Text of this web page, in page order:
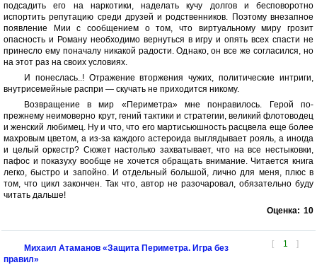
подсадить его на наркотики, наделать кучу долгов и бесповоротно
испортить репутацию среди друзей и родственников. Поэтому внезапное
появление Мии с сообщением о том, что виртуальному миру грозит
опасность и Роману необходимо вернуться в игру и опять всех спасти не
принесло ему поначалу никакой радости. Однако, он все же согласился, но
на этот раз на своих условиях.
И понеслась..! Отражение вторжения чужих, политические интриги,
внутрисемейные распри — скучать не приходится никому.
Возвращение в мир «Периметра» мне понравилось. Герой по-
прежнему неимоверно крут, гений тактики и стратегии, великий флотоводец
и женский любимец. Ну и что, что его мартисьюшность расцвела еще более
махровым цветом, а из-за каждого астероида выглядывает рояль, а иногда
и целый оркестр? Сюжет настолько захватывает, что на все нестыковки,
пафос и показуху вообще не хочется обращать внимание. Читается книга
легко, быстро и запойно. И отдельный большой, лично для меня, плюс в
том, что цикл закончен. Так что, автор не разочаровал, обязательно буду
читать дальше!
Оценка: 10
[ 1 ]
Михаил Атаманов «Защита Периметра. Игра без
правил»